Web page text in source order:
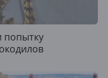
попытку